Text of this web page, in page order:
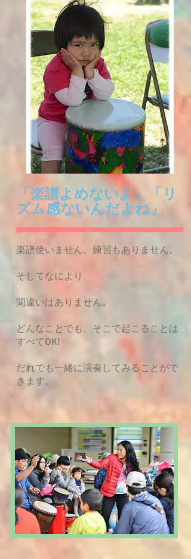
「楽譜よめないよ」「リ
ズム感ないんだよね」
楽譜使いません。練習もありません。
そしてなにより
間違いはありません。
どんなことでも、そこで起こることは
すべてOK!
だれでも一緒に演奏してみることがで
きます。